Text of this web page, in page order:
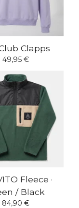
Clapps
49,95 €
Fleece ·
/ Black
84,90 €